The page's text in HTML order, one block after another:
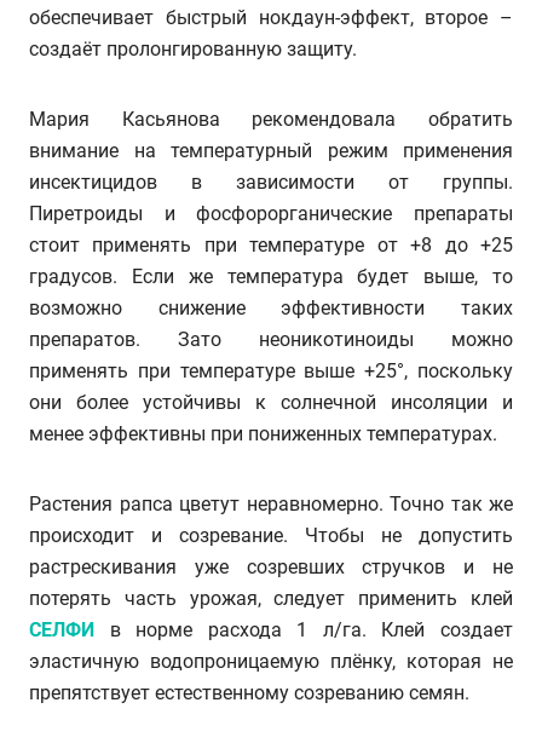
обеспечивает быстрый нокдаун-эффект, второе –
создаёт пролонгированную защиту.
Мария Касьянова рекомендовала обратить
внимание на температурный режим применения
инсектицидов в зависимости от группы.
Пиретроиды и фосфорорганические препараты
стоит применять при температуре от +8 до +25
градусов. Если же температура будет выше, то
возможно снижение эффективности таких
препаратов. Зато неоникотиноиды можно
применять при температуре выше +25°, поскольку
они более устойчивы к солнечной инсоляции и
менее эффективны при пониженных температурах.
Растения рапса цветут неравномерно. Точно так же
происходит и созревание. Чтобы не допустить
растрескивания уже созревших стручков и не
потерять часть урожая, следует применить клей
СЕЛФИ
в норме расхода 1 л/га. Клей создает
эластичную водопроницаемую плёнку, которая не
препятствует естественному созреванию семян.